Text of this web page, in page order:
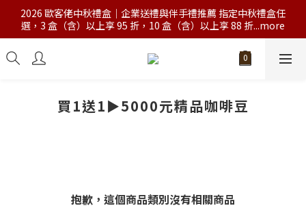
2026 歐客佬中秋禮盒｜企業送禮與伴手禮推薦 指定中秋禮盒任
選，3 盒（含）以上享 95 折，10 盒（含）以上享 88 折...more
買1送1►5000元精品咖啡豆
抱歉，這個商品類別沒有相關商品